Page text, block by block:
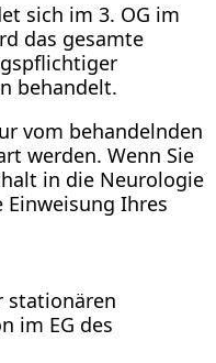
sich im 3. OG im
das gesamte
behandelt.
vom behandelnden
werden. Wenn Sie
in die Neurologie
Ihres
stationären
im EG des